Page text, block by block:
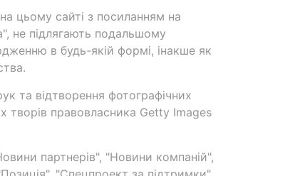
цьому сайті з посиланням на
не підлягають подальшому
в будь-якій формі, інакше як
та відтворення фотографічних
творів правовласника Getty Images
партнерів", "Новини компаній",